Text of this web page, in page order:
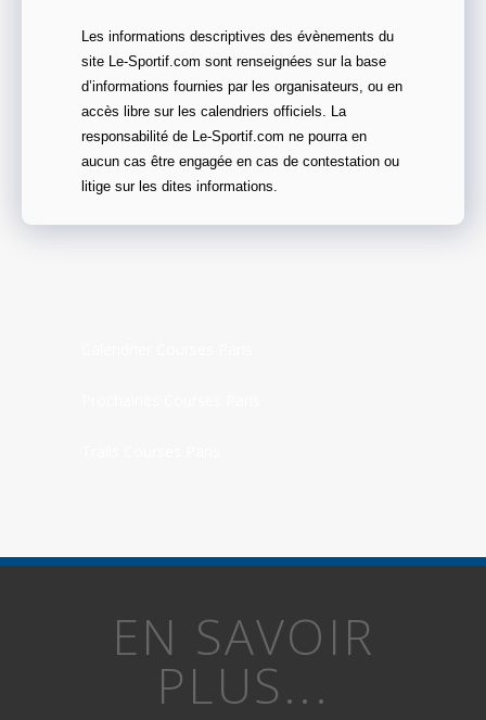
Les informations descriptives des évènements du
site Le-Sportif.com sont renseignées sur la base
d’informations fournies par les organisateurs, ou en
accès libre sur les calendriers officiels. La
responsabilité de Le-Sportif.com ne pourra en
aucun cas être engagée en cas de contestation ou
litige sur les dites informations.
EN SAVOIR
PLUS...